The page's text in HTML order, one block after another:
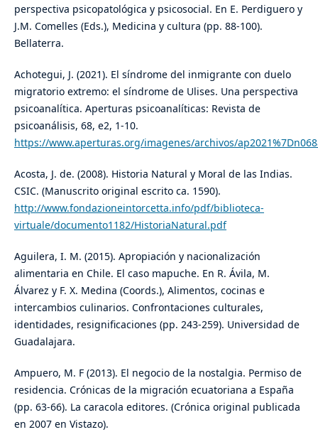
perspectiva psicopatológica y psicosocial. En E. Perdiguero y
J.M. Comelles (Eds.), Medicina y cultura (pp. 88-100).
Bellaterra.
Achotegui, J. (2021). El síndrome del inmigrante con duelo
migratorio extremo: el síndrome de Ulises. Una perspectiva
psicoanalítica. Aperturas psicoanalíticas: Revista de
psicoanálisis, 68, e2, 1-10.
https://www.aperturas.org/imagenes/archivos/
Acosta, J. de. (2008). Historia Natural y Moral de las Indias.
CSIC. (Manuscrito original escrito ca. 1590).
http://www.fondazioneintorcetta.info/pdf/biblioteca-
virtuale/documento1182/HistoriaNatural.pdf
Aguilera, I. M. (2015). Apropiación y nacionalización
alimentaria en Chile. El caso mapuche. En R. Ávila, M.
Álvarez y F. X. Medina (Coords.), Alimentos, cocinas e
intercambios culinarios. Confrontaciones culturales,
identidades, resignificaciones (pp. 243-259). Universidad de
Guadalajara.
Ampuero, M. F (2013). El negocio de la nostalgia. Permiso de
residencia. Crónicas de la migración ecuatoriana a España
(pp. 63-66). La caracola editores. (Crónica original publicada
en 2007 en Vistazo).